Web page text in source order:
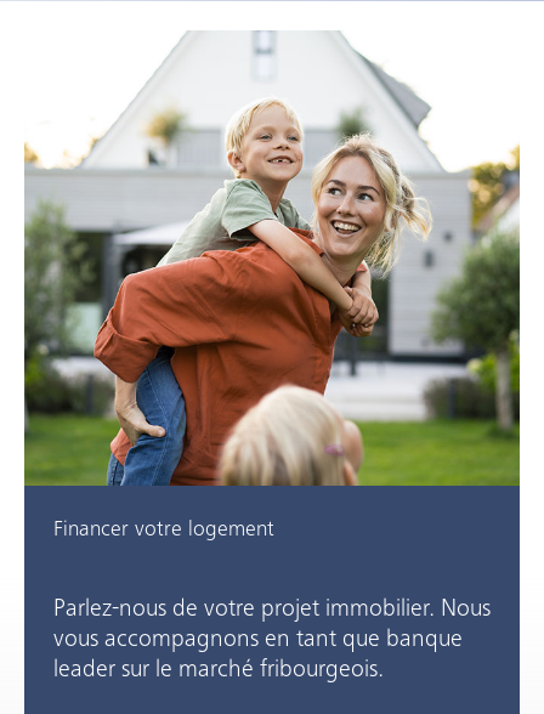
Financer votre logement
Parlez-nous de votre projet immobilier. Nous
vous accompagnons en tant que banque
leader sur le marché fribourgeois.